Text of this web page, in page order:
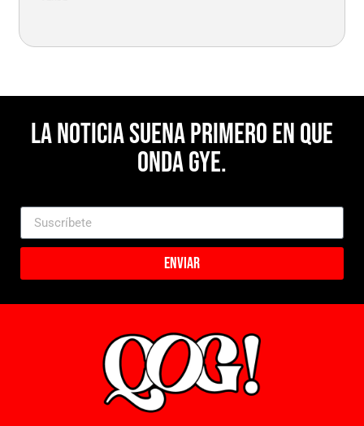
La noticia suena primero en Que
Onda Gye.
Enviar